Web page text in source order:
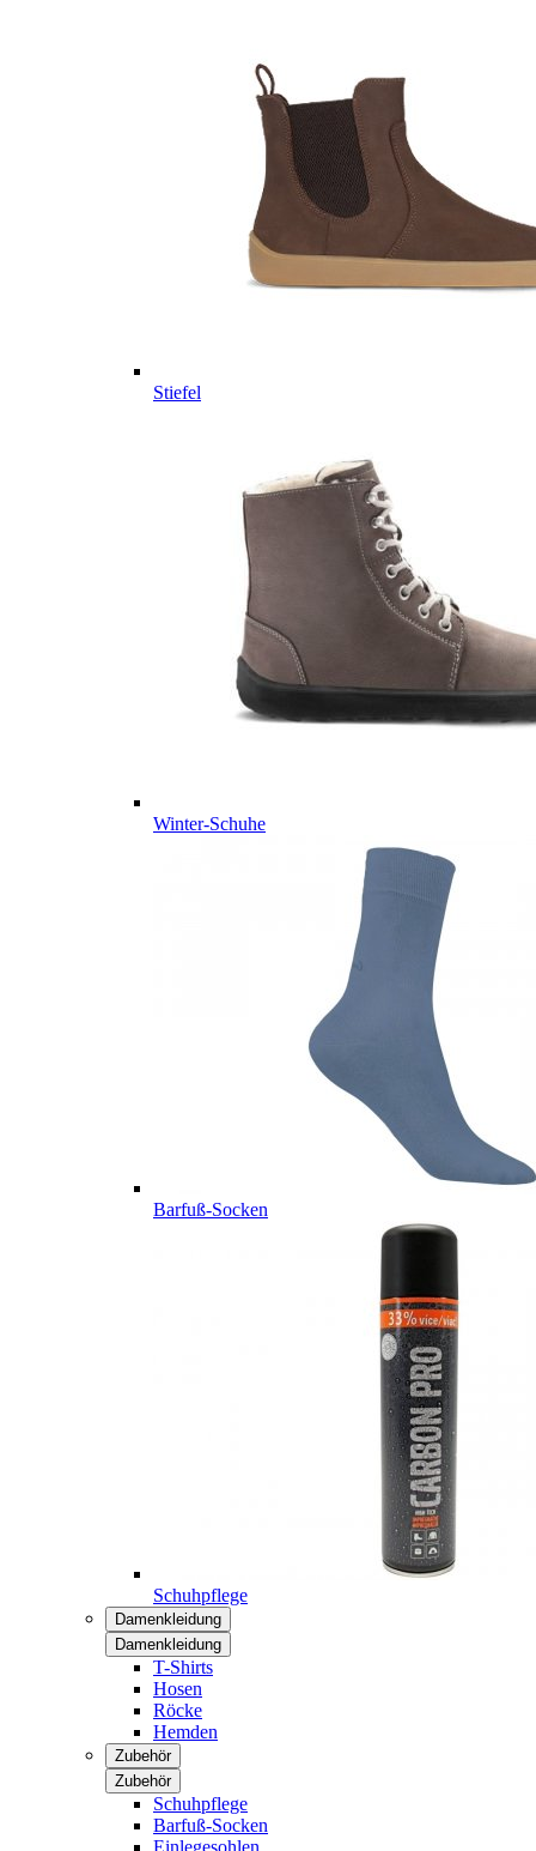
Stiefel
Winter-Schuhe
Barfuß-Socken
Schuhpflege
Damenkleidung
Damenkleidung
T-Shirts
Hosen
Röcke
Hemden
Zubehör
Zubehör
Schuhpflege
Barfuß-Socken
Einlegesohlen